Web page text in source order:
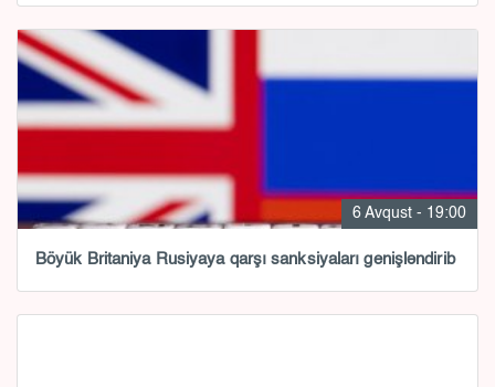
6 Avqust - 19:00
Böyük Britaniya Rusiyaya qarşı sanksiyaları genişləndirib